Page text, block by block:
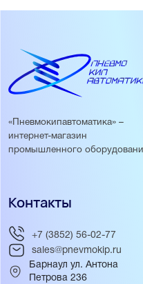
«Пневмокипавтоматика» –
интернет-магазин
промышленного
Контакты
+7 (3852) 56-02-77
sales@pnevmokip.ru
Барнаул ул. Антона
Петрова 236